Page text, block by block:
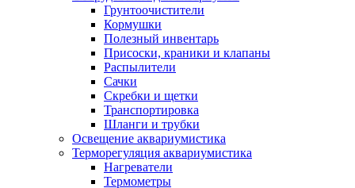
Грунтоочистители
Кормушки
Полезный инвентарь
Присоски, краники и клапаны
Распылители
Сачки
Скребки и щетки
Транспортировка
Шланги и трубки
Освещение аквариумистика
Терморегуляция аквариумистика
Нагреватели
Термометры